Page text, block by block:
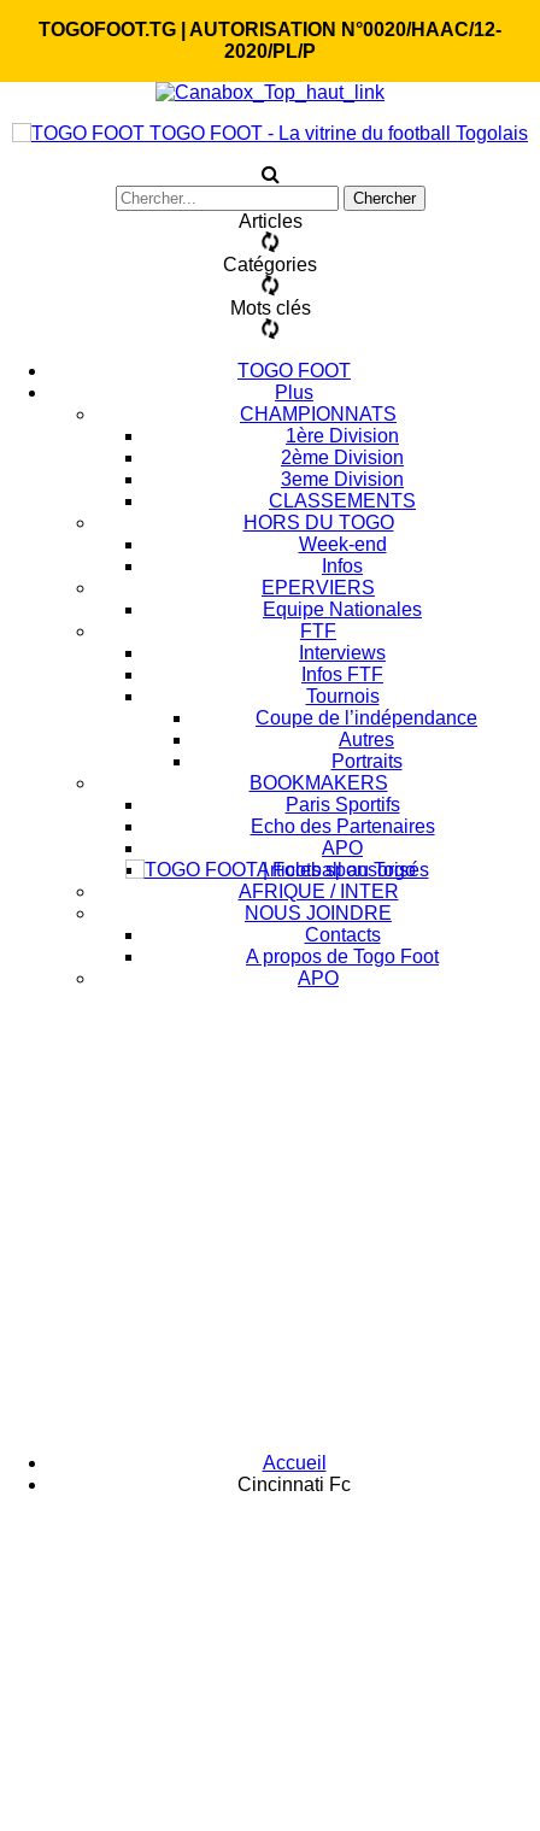
TOGOFOOT.TG | AUTORISATION N°0020/HAAC/12-
2020/PL/P
TOGO FOOT - La vitrine du football Togolais
Articles
Catégories
Mots clés
TOGO FOOT
Plus
CHAMPIONNATS
1ère Division
2ème Division
3eme Division
CLASSEMENTS
HORS DU TOGO
Week-end
Infos
EPERVIERS
Equipe Nationales
FTF
Interviews
Infos FTF
Tournois
Coupe de l’indépendance
Autres
Portraits
BOOKMAKERS
Paris Sportifs
Echo des Partenaires
APO
Articles sponsorisés
AFRIQUE / INTER
NOUS JOINDRE
Contacts
A propos de Togo Foot
APO
Accueil
Cincinnati Fc